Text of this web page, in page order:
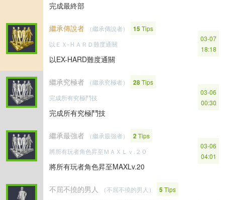
完成最終部
繼承傳說者 （繼承傳說者） 15Tips
以ＥＸ-ＨＡＲＤ難度通關
以EX-HARD難度通關
03-07
18:18
繼承究極者 （繼承究極者） 28Tips
完成所有究極鬥技
完成所有究極鬥技
03-06
00:30
繼承最強者 （繼承最強者） 2Tips
將所有玩者角色昇至ＭＡＸＬｖ.２０
將所有玩者角色昇至MAXLv.20
03-06
04:01
不屈不撓的男人 （不屈不撓的男人） 5Tips